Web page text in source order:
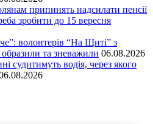
припинять надсилати пенсії
зробити до 15 вересня
волонтерів “На Щиті” з
та зневажили 06.08.2026
судитимуть водія, через якого